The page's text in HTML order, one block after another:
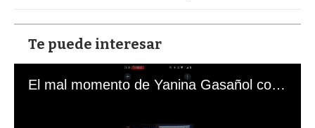
Te puede interesar
El mal momento de Yanina Gasañol con un hincha argentino en "Subrayado"